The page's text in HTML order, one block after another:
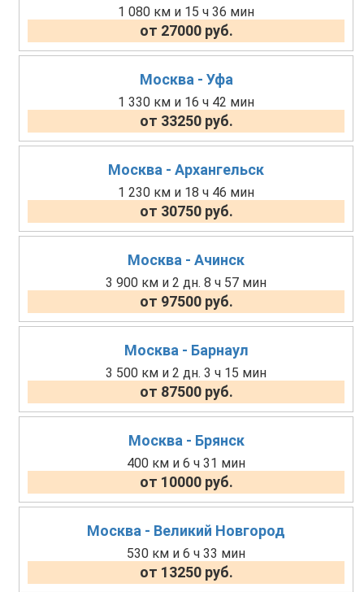
1 080 км и 15 ч 36 мин
от 27000 руб.
Москва - Уфа
1 330 км и 16 ч 42 мин
от 33250 руб.
Москва - Архангельск
1 230 км и 18 ч 46 мин
от 30750 руб.
Москва - Ачинск
3 900 км и 2 дн. 8 ч 57 мин
от 97500 руб.
Москва - Барнаул
3 500 км и 2 дн. 3 ч 15 мин
от 87500 руб.
Москва - Брянск
400 км и 6 ч 31 мин
от 10000 руб.
Москва - Великий Новгород
530 км и 6 ч 33 мин
от 13250 руб.